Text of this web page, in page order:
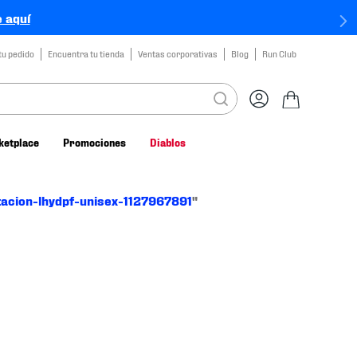
aquí
pedido Encuentra tu tienda Ventas corporativas Blog Run Club
Promociones Diablos
lhydpf-unisex-1127967891"